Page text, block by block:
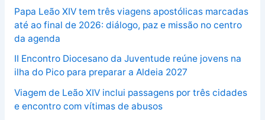
Papa Leão XIV tem três viagens apostólicas marcadas
até ao final de 2026: diálogo, paz e missão no centro
da agenda
II Encontro Diocesano da Juventude reúne jovens na
ilha do Pico para preparar a Aldeia 2027
Viagem de Leão XIV inclui passagens por três cidades
e encontro com vítimas de abusos